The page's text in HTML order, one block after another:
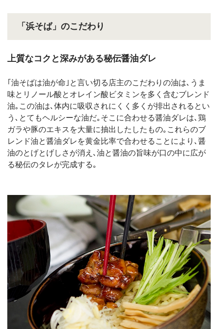
「浜そば」のこだわり
上質なコクと深みがある秘伝醤油ダレ
｢油そばは油が命｣と言い切る店主のこだわりの油は､うま
味とリノール酸とオレイン酸ビタミンを多く含むブレンド
油｡この油は､体内に吸収されにくく多くが排出されるとい
う､とてもヘルシーな油だ｡そこに合わせる醤油ダレは､鶏
ガラや豚のエキスを大量に抽出したしたもの｡これらのブ
レンド油と醤油ダレを黄金比率で合わせることにより､醤
油のとげとげしさが消え､油と醤油の旨味が口の中に広が
る秘伝のタレが完成する｡